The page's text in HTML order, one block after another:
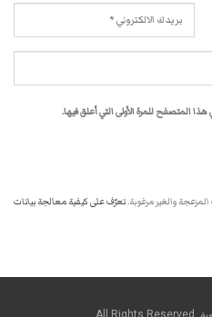
المتصفح للمرة الأولى التي أعلق فيها.
تعرّف على كيفية معالجة بيانات